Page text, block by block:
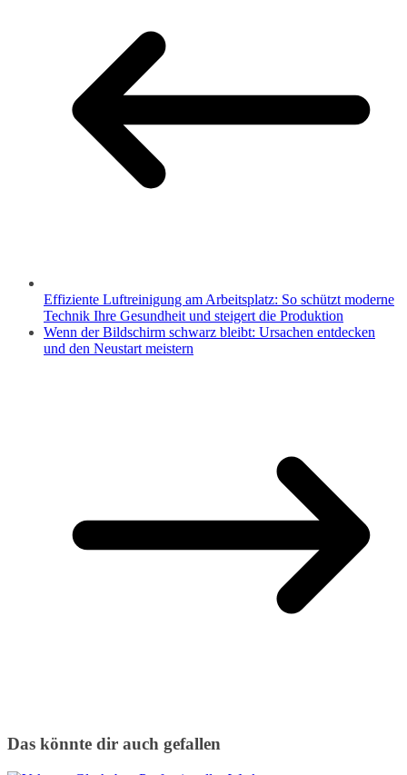
Effiziente Luftreinigung am Arbeitsplatz: So schützt moderne
Technik Ihre Gesundheit und steigert die Produktion
Wenn der Bildschirm schwarz bleibt: Ursachen entdecken
und den Neustart meistern
Das könnte dir auch gefallen